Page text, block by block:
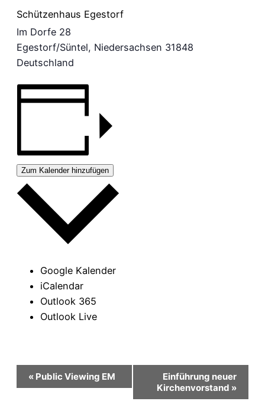
Schützenhaus Egestorf
Im Dorfe 28
Egestorf/Süntel, Niedersachsen 31848
Deutschland
Zum Kalender hinzufügen
Google Kalender
iCalendar
Outlook 365
Outlook Live
Veranstaltung-
« Public Viewing EM
Einführung neuer
Kirchenvorstand »